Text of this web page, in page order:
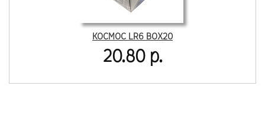
КОСМОС LR6 BOX20
20.80 р.